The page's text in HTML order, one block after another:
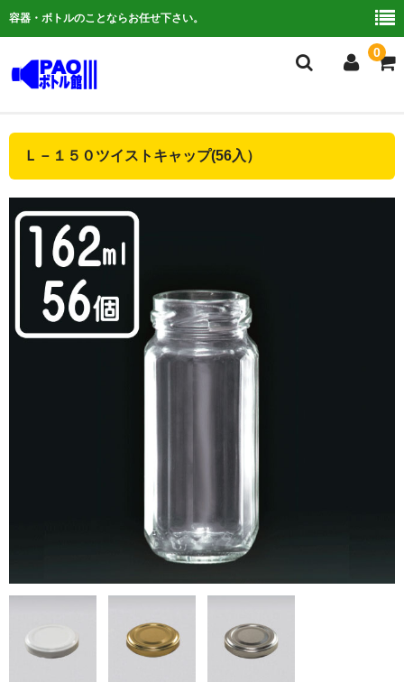
容器・ボトルのことならお任せ下さい。
0
ご利用ガイド
よくある質問
容器について
お問い合わせ
Ｌ－１５０ツイストキャップ(56入）